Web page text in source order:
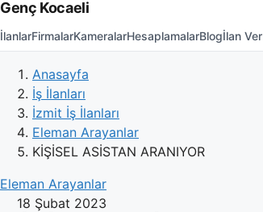
Genç Kocaeli
İlanlarFirmalarKameralarHesaplamalarBlogİlan Ver
Anasayfa
İş İlanları
İzmit İş İlanları
Eleman Arayanlar
KİŞİSEL ASİSTAN ARANIYOR
Eleman Arayanlar
18 Şubat 2023